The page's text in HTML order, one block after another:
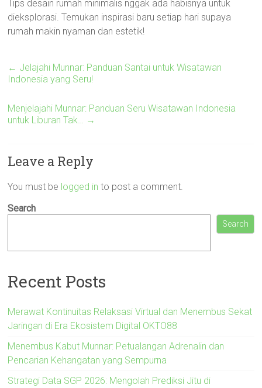
Tips desain rumah minimalis nggak ada habisnya untuk
dieksplorasi. Temukan inspirasi baru setiap hari supaya
rumah makin nyaman dan estetik!
← Jelajahi Munnar: Panduan Santai untuk Wisatawan
Indonesia yang Seru!
Menjelajahi Munnar: Panduan Seru Wisatawan Indonesia
untuk Liburan Tak… →
Leave a Reply
You must be logged in to post a comment.
Search
Search
Recent Posts
Merawat Kontinuitas Relaksasi Virtual dan Menembus Sekat
Jaringan di Era Ekosistem Digital OKTO88
Menembus Kabut Munnar: Petualangan Adrenalin dan
Pencarian Kehangatan yang Sempurna
Strategi Data SGP 2026: Mengolah Prediksi Jitu di